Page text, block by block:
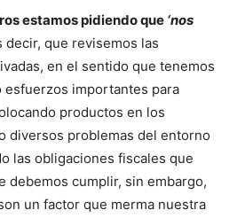
estamos pidiendo que ‘nos
decir, que revisemos las
en el sentido que tenemos
esfuerzos importantes para
productos en los
diversos problemas del entorno
las obligaciones fiscales que
debemos cumplir, sin embargo,
un factor que merma nuestra